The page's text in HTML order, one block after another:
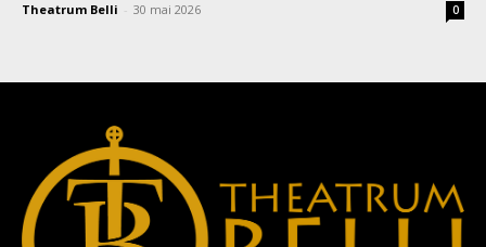
Theatrum Belli - 30 mai 2026 0